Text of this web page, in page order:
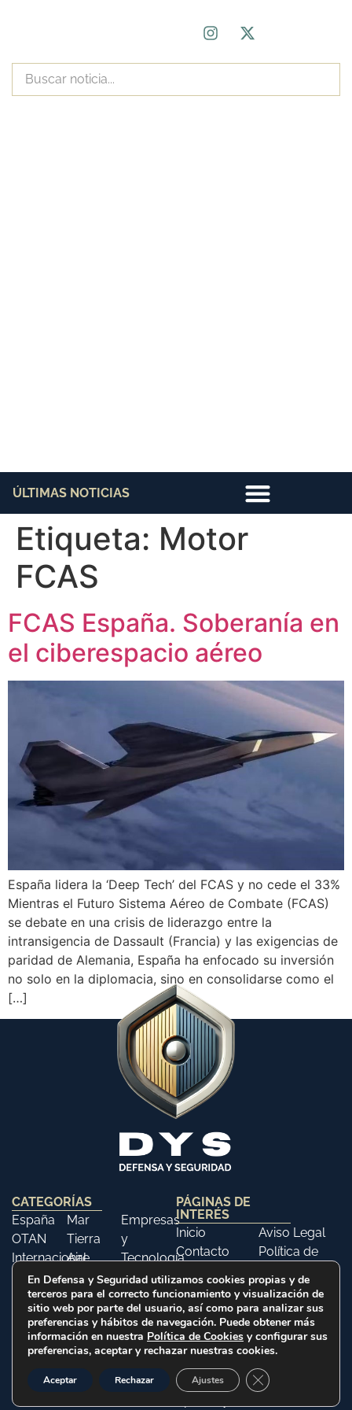
ÚLTIMAS NOTICIAS
Etiqueta: Motor
FCAS
FCAS España. Soberanía en
el ciberespacio aéreo
España lidera la ‘Deep Tech’ del FCAS y no cede el 33%
Mientras el Futuro Sistema Aéreo de Combate (FCAS)
se debate en una crisis de liderazgo entre la
intransigencia de Dassault (Francia) y las exigencias de
paridad de Alemania, España ha enfocado su inversión
no solo en la diplomacia, sino en consolidarse como el
[…]
CATEGORÍAS
España
OTAN
Internacional
Opinión
Mar
Tierra
Aire
Libros
Empresas
y
Tecnología
Ferias y
Eventos
Historia
PÁGINAS DE
INTERÉS
Inicio
Contacto
Aviso Legal
Política de
Política de
Cookies
2025 © Defensa y Seguridad. Todos los derechos
reservados
En Defensa y Seguridad utilizamos cookies propias y de
terceros para el correcto funcionamiento y visualización de
sitio web por parte del usuario, así como para analizar sus
preferencias y hábitos de navegación. Puede obtener más
información en nuestra Política de Cookies y configurar sus
preferencias, aceptar y rechazar nuestras cookies.
Aceptar Rechazar Ajustes Cerrar el banner